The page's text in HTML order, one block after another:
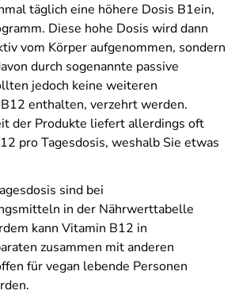
täglich eine höhere Dosis B1ein,
Diese hohe Dosis wird dann
vom Körper aufgenommen, sondern
durch sogenannte passive
jedoch keine weiteren
enthalten, verzehrt werden.
der Produkte liefert allerdings oft
pro Tagesdosis, weshalb Sie etwas
sind bei
in der Nährwerttabelle
kann Vitamin B12 in
zusammen mit anderen
für vegan lebende Personen